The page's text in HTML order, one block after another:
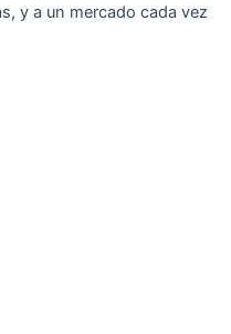
y a un mercado cada vez